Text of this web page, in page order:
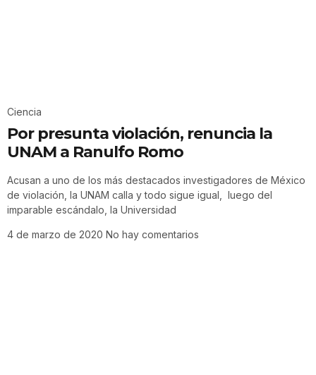
Ciencia
Por presunta violación, renuncia la
UNAM a Ranulfo Romo
Acusan a uno de los más destacados investigadores de México
de violación, la UNAM calla y todo sigue igual, luego del
imparable escándalo, la Universidad
4 de marzo de 2020 No hay comentarios